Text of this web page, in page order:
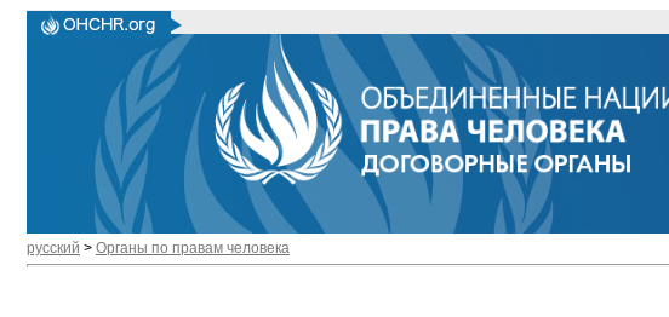
русский > Органы по правам человека